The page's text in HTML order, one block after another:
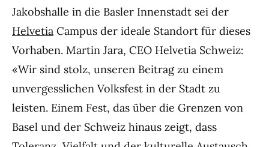
Jakobshalle in die Basler Innenstadt sei der
Helvetia Campus der ideale Standort für dieses
Vorhaben. Martin Jara, CEO Helvetia Schweiz:
«Wir sind stolz, unseren Beitrag zu einem
unvergesslichen Volksfest in der Stadt zu
leisten. Einem Fest, das über die Grenzen von
Basel und der Schweiz hinaus zeigt, dass